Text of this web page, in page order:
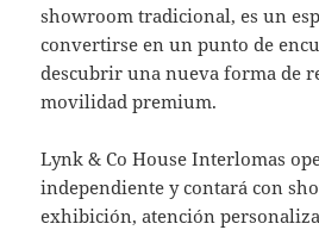
showroom tradicional, es un
convertirse en un punto de
descubrir una nueva forma de
movilidad premium.
Lynk & Co House Interlomas
independiente y contará con
exhibición, atención